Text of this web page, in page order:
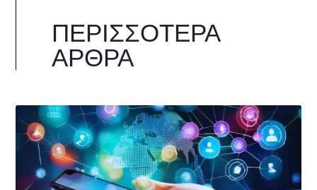
ΠΕΡΙΣΣΌΤΕΡΑ
ΆΡΘΡΑ